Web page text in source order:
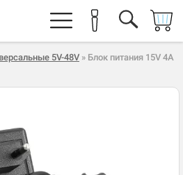
5V-48V » Блок питания 15V 4A